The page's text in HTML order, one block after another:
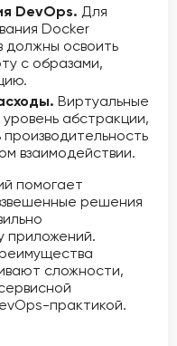
DevOps. Для
Docker
должны освоить
с образами,
Виртуальные
абстракции,
взаимодействии.
помогает
решения
приложений.
сложности,
практикой.